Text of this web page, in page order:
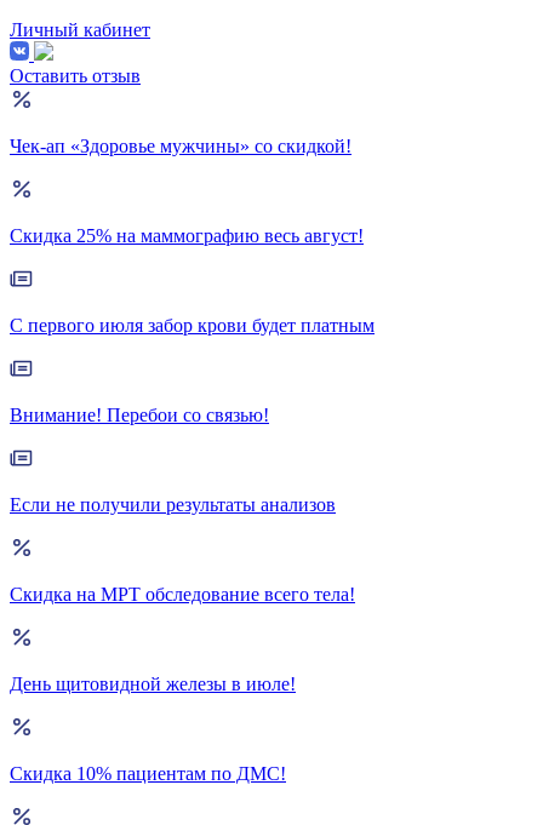
Личный кабинет
Оставить отзыв
Чек-ап «Здоровье мужчины» со скидкой!
Скидка 25% на маммографию весь август!
С первого июля забор крови будет платным
Внимание! Перебои со связью!
Если не получили результаты анализов
Скидка на МРТ обследование всего тела!
День щитовидной железы в июле!
Скидка 10% пациентам по ДМС!